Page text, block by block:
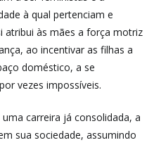
à qual pertenciam e
atribui às mães a força motriz
ao incentivar as filhas a
doméstico, a se
vezes impossíveis.
carreira já consolidada, a
sua sociedade, assumindo